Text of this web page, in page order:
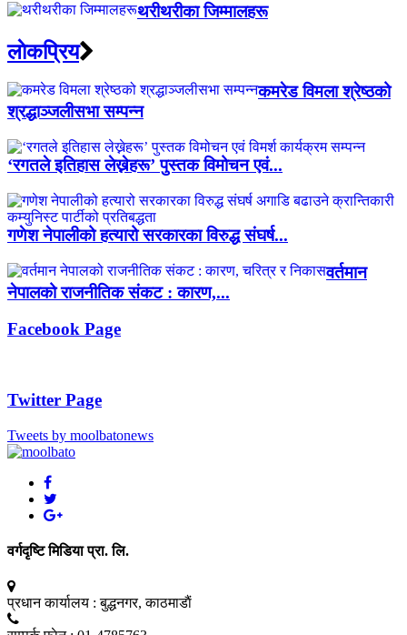
थरीथरीका जिम्मालहरू
लाेकप्रिय
कमरेड विमला श्रेष्ठको
श्रद्धाञ्जलीसभा सम्पन्न
‘रगतले इतिहास लेख्नेहरू’ पुस्तक विमोचन एवं...
गणेश नेपालीको हत्यारो सरकारका विरुद्ध संघर्ष...
वर्तमान
नेपालको राजनीतिक संकट : कारण,...
Facebook Page
Twitter Page
Tweets by moolbatonews
वर्गदृष्टि मिडिया प्रा. लि.
प्रधान कार्यालय : बुद्धनगर, काठमाडाैं